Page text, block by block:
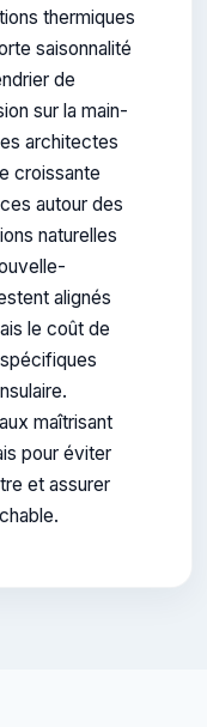
thermiques
saisonnalité
de
sur la main-
architectes
croissante
autour des
naturelles
alignés
le coût de
maîtrisant
pour éviter
et assurer